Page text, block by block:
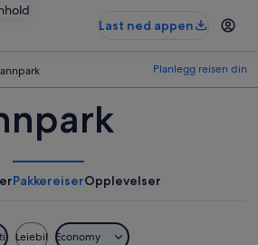
Last ned appen
Planlegg reisen din
PakkereiserOpplevelser
Leiebil Economy